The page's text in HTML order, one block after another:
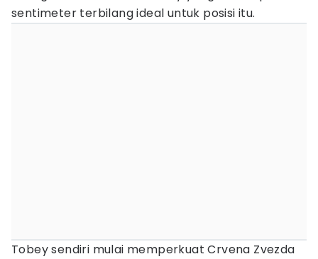
sentimeter terbilang ideal untuk posisi itu.
Tobey sendiri mulai memperkuat Crvena Zvezda